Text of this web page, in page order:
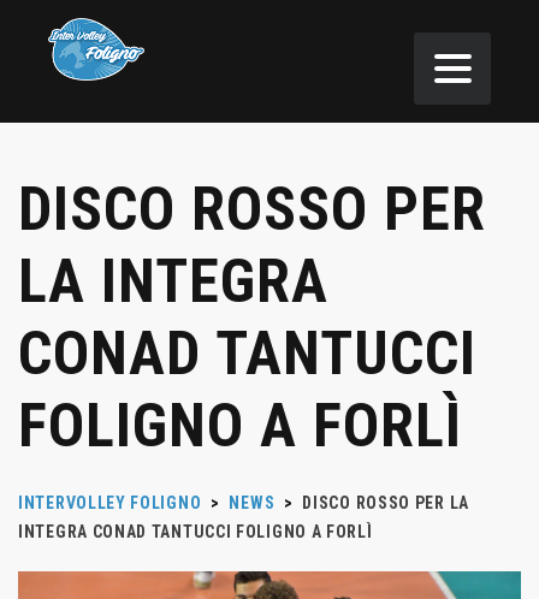
DISCO ROSSO PER
LA INTEGRA
CONAD TANTUCCI
FOLIGNO A FORLÌ
INTERVOLLEY FOLIGNO > NEWS >
DISCO ROSSO PER LA
INTEGRA CONAD TANTUCCI FOLIGNO A FORLÌ